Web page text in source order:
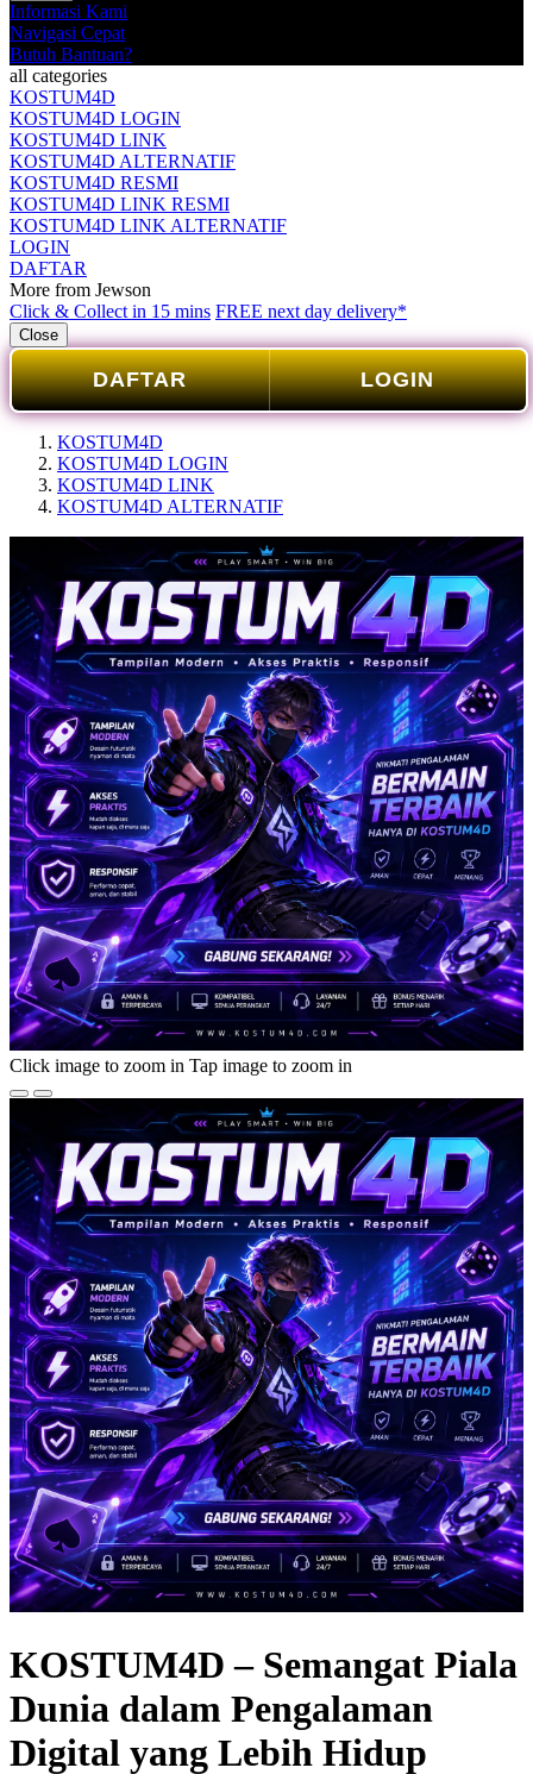
Informasi Kami
Navigasi Cepat
Butuh Bantuan?
all categories
KOSTUM4D
KOSTUM4D LOGIN
KOSTUM4D LINK
KOSTUM4D ALTERNATIF
KOSTUM4D RESMI
KOSTUM4D LINK RESMI
KOSTUM4D LINK ALTERNATIF
LOGIN
DAFTAR
More from Jewson
Click & Collect in 15 mins FREE next day delivery*
Close
DAFTAR LOGIN
KOSTUM4D
KOSTUM4D LOGIN
KOSTUM4D LINK
KOSTUM4D ALTERNATIF
Click image to zoom in Tap image to zoom in
KOSTUM4D – Semangat Piala
Dunia dalam Pengalaman
Digital yang Lebih Hidup